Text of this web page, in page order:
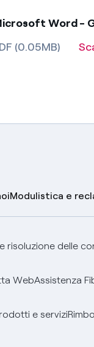
Word -
(0.05MB)
Modulistica e
risoluzione delle
WebAssistenza
e servizi